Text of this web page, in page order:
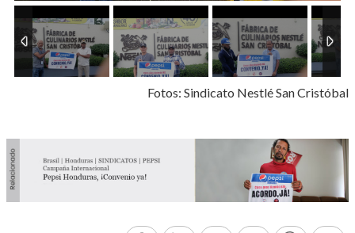
Fotos: Sindicato Nestlé San Cristóbal